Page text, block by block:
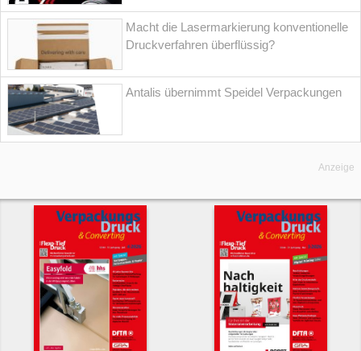
Macht die Lasermarkierung konventionelle
Druckverfahren überflüssig?
Antalis übernimmt Speidel Verpackungen
Anzeige